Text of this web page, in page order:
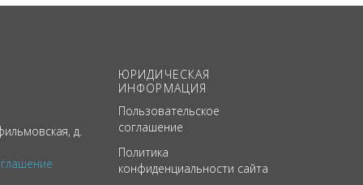
д.
ЮРИДИЧЕСКАЯ
ИНФОРМАЦИЯ
Пользовательское
соглашение
Политика
конфиденциальности сайта